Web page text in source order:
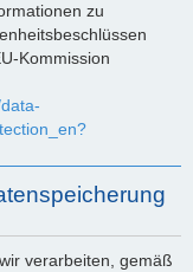
zu
Kommission
verarbeiten, gemäß